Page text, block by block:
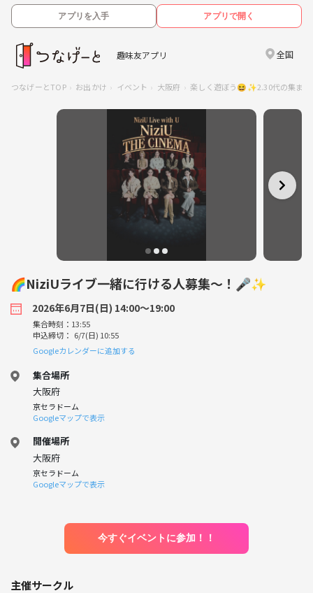
アプリを入手 アプリで開く
趣味友アプリ 全国
つなげーとTOP お出かけ イベント 大阪府 楽しく遊ぼう😆✨2.30代の集ま
🌈NiziUライブ一緒に行ける人募集〜！🎤✨
2026年6月7日(日) 14:00〜19:00
集合時刻：13:55
申込締切： 6/7(日) 10:55
Googleカレンダーに追加する
集合場所
大阪府
京セラドーム
Googleマップで表示
開催場所
大阪府
京セラドーム
Googleマップで表示
今すぐイベントに参加！！
主催サークル